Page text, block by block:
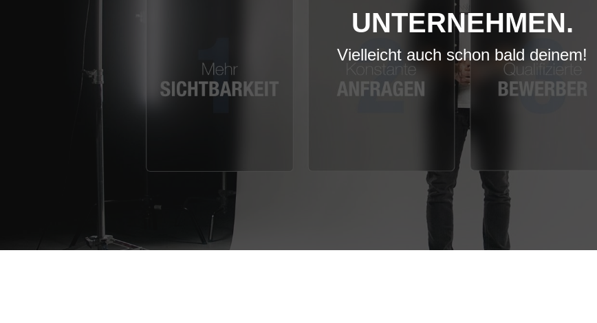
UNTERNEHMEN.
Vielleicht auch schon bald deinem!